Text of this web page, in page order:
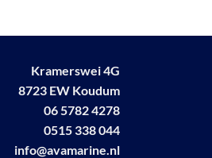
Kramerswei 4G
8723 EW Koudum
06 5782 4278
0515 338 044
info@avamarine.nl